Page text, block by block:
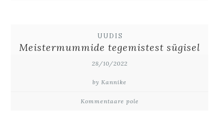
UUDIS
Meistermummide tegemistest sügisel
28/10/2022
by Kannike
Kommentaare pole